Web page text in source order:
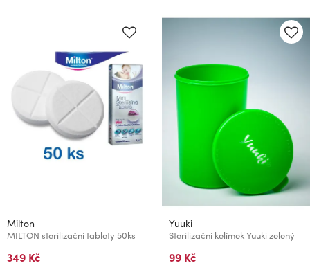
Milton
MILTON sterilizační tablety 50ks
349 Kč
Yuuki
Sterilizační kelímek Yuuki zelený
99 Kč